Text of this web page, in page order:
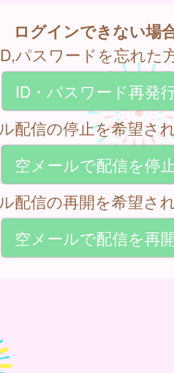
ログインできない場
パスワードを忘れた
ID・パスワード再発
配信の停止を希望さ
空メールで配信を停
配信の再開を希望さ
空メールで配信を再